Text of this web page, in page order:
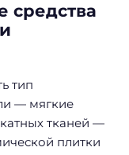
средства
тип
— мягкие
тканей —
плитки